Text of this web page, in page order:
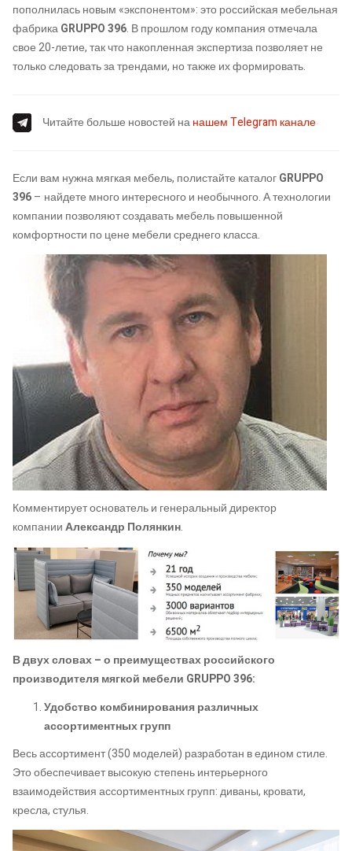
пополнилась новым «экспонентом»: это российская мебельная
фабрикаGRUPPO 396. В прошлом году компания отмечала
свое 20-летие, так что накопленная экспертиза позволяет не
только следовать за трендами, но также их формировать.
Читайте больше новостей нанашем Telegram канале
Если вам нужна мягкая мебель, полистайте каталогGRUPPO
396– найдете много интересного и необычного. А технологии
компании позволяют создавать мебель повышенной
комфортности по цене мебели среднего класса.
Комментирует основатель и генеральный директор
компанииАлександр Полянкин.
В двух словах – о преимуществах российского
производителя мягкой мебели GRUPPO 396:
Удобство комбинирования различных
ассортиментных групп
Весь ассортимент (350 моделей) разработан в едином стиле.
Это обеспечивает высокую степень интерьерного
взаимодействия ассортиментных групп: диваны, кровати,
кресла, стулья.